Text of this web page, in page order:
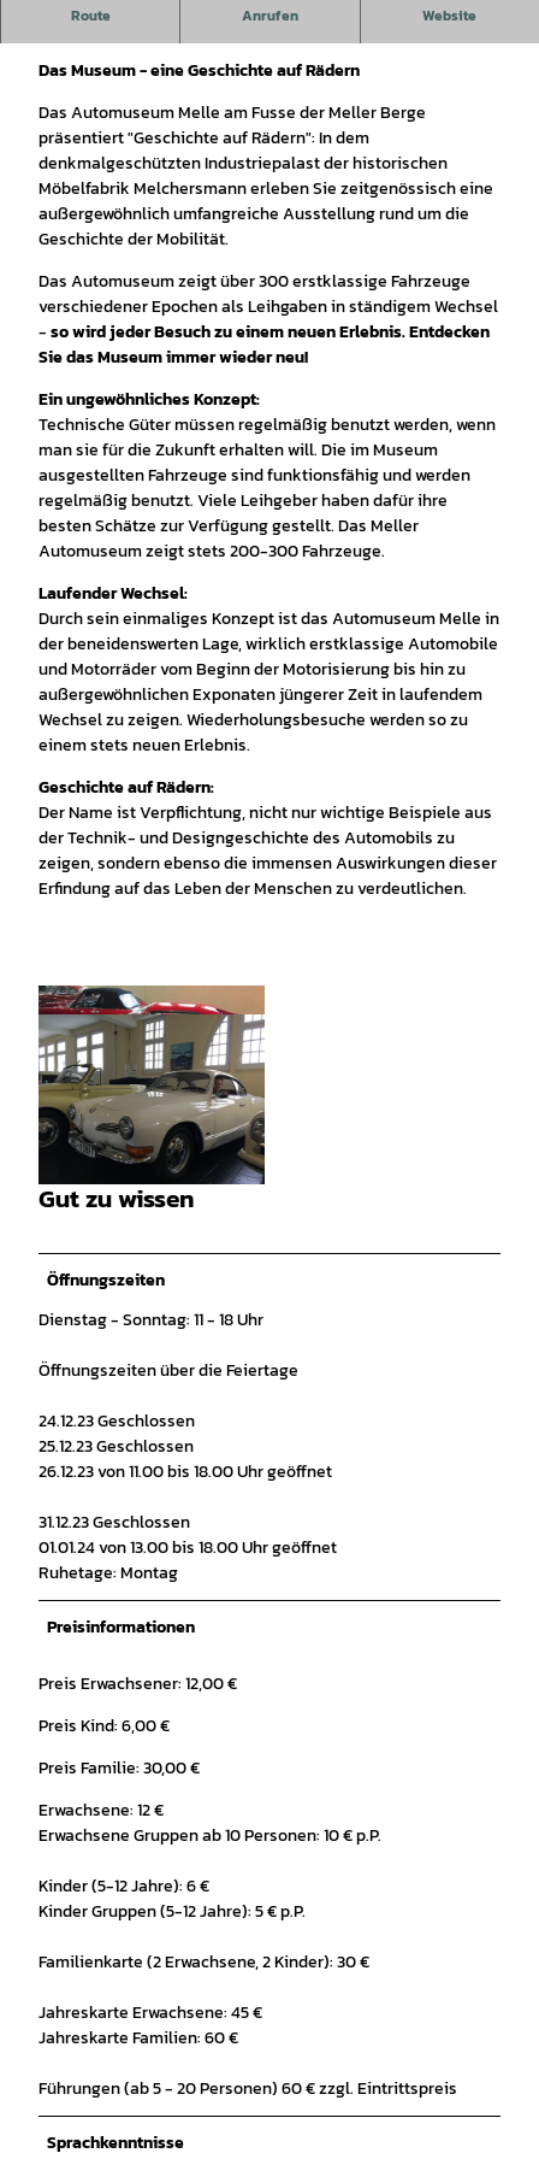
Route Anrufen Website
Im Automuseum Melle erleben Sie auf drei Etagen und mehr
Das Museum - eine Geschichte auf Rädern
Das Automuseum Melle am Fusse der Meller Berge
präsentiert "Geschichte auf Rädern": In dem
denkmalgeschützten Industriepalast der historischen
Möbelfabrik Melchersmann erleben Sie zeitgenössisch eine
außergewöhnlich umfangreiche Ausstellung rund um die
Geschichte der Mobilität.
Das Automuseum zeigt über 300 erstklassige Fahrzeuge
verschiedener Epochen als Leihgaben in ständigem Wechsel
-so wird jeder Besuch zu einem neuen Erlebnis. Entdecken
Sie das Museum immer wieder neu!
Ein ungewöhnliches Konzept:
Technische Güter müssen regelmäßig benutzt werden, wenn
man sie für die Zukunft erhalten will. Die im Museum
ausgestellten Fahrzeuge sind funktionsfähig und werden
regelmäßig benutzt. Viele Leihgeber haben dafür ihre
besten Schätze zur Verfügung gestellt. Das Meller
Automuseum zeigt stets 200-300 Fahrzeuge.
Laufender Wechsel:
Durch sein einmaliges Konzept ist das Automuseum Melle in
der beneidenswerten Lage, wirklich erstklassige Automobile
und Motorräder vom Beginn der Motorisierung bis hin zu
außergewöhnlichen Exponaten jüngerer Zeit in laufendem
Wechsel zu zeigen. Wiederholungsbesuche werden so zu
einem stets neuen Erlebnis.
Geschichte auf Rädern:
Der Name ist Verpflichtung, nicht nur wichtige Beispiele aus
der Technik- und Designgeschichte des Automobils zu
zeigen, sondern ebenso die immensen Auswirkungen dieser
Erfindung auf das Leben der Menschen zu verdeutlichen.
CC-BY-SA
© TOL |CC-BY-SA
Gut zu wissen
Öffnungszeiten
Dienstag - Sonntag: 11 - 18 Uhr
Öffnungszeiten über die Feiertage
24.12.23 Geschlossen
25.12.23 Geschlossen
26.12.23 von 11.00 bis 18.00 Uhr geöffnet
31.12.23 Geschlossen
01.01.24 von 13.00 bis 18.00 Uhr geöffnet
Ruhetage: Montag
Preisinformationen
Preis Erwachsener: 12,00 €
Preis Kind: 6,00 €
Preis Familie: 30,00 €
Erwachsene: 12 €
Erwachsene Gruppen ab 10 Personen: 10 € p.P.
Kinder (5-12 Jahre): 6 €
Kinder Gruppen (5-12 Jahre): 5 € p.P.
Familienkarte (2 Erwachsene, 2 Kinder): 30 €
Jahreskarte Erwachsene: 45 €
Jahreskarte Familien: 60 €
Führungen (ab 5 - 20 Personen) 60 € zzgl. Eintrittspreis
Sprachkenntnisse